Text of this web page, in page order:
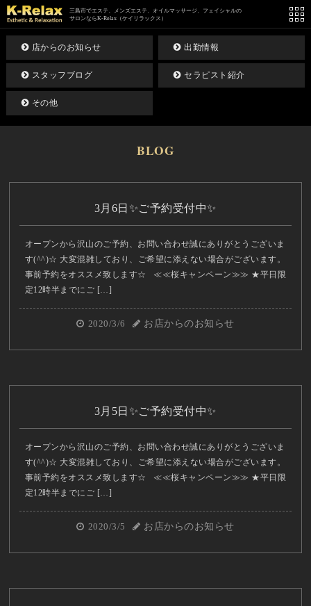
三島市でエステ、メンズエステ、オイルマッサージ、フェイシャルの
サロンならK-Relax（ケイリラックス）
店からのお知らせ 出勤情報
スタッフブログ セラピスト紹介
その他
BLOG
3月6日✨ご予約受付中✨
オープンから沢山のご予約、お問い合わせ誠にありがとうございま
す(^^)☆ 大変混雑しており、ご希望に添えない場合がございます。
事前予約をオススメ致します☆ ≪≪桜キャンペーン≫≫ ★平日限
定12時半までにご […]
2020/3/6 お店からのお知らせ
3月5日✨ご予約受付中✨
オープンから沢山のご予約、お問い合わせ誠にありがとうございま
す(^^)☆ 大変混雑しており、ご希望に添えない場合がございます。
事前予約をオススメ致します☆ ≪≪桜キャンペーン≫≫ ★平日限
定12時半までにご […]
2020/3/5 お店からのお知らせ